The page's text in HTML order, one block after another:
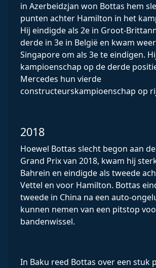
in Azerbeidzjan won Bottas hem
punten achter Hamilton in het
Hij eindigde als 2e in Groot-
derde in 3e in België en kwam
Singapore om als 3e te eindigen.
kampioenschap op de derde
Mercedes hun vierde
constructeurskampioenschap op
2018
Hoewel Bottas slecht begon aan
Grand Prix van 2018, kwam hij
Bahrein en eindigde als tweede
Vettel en voor Hamilton. Bottas
tweede in China na een auto-
kunnen nemen van een pitstop
bandenwissel.
In Baku reed Bottas over een stuk